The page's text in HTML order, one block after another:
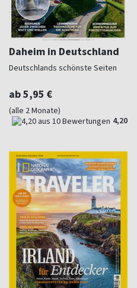
Daheim in Deutschland
Deutschlands schönste Seiten
ab 5,95 €
(alle 2 Monate)
4,20